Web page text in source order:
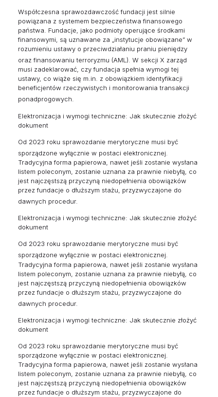
Współczesna sprawozdawczość fundacji jest silnie
powiązana z systemem bezpieczeństwa finansowego
państwa. Fundacje, jako podmioty operujące środkami
finansowymi, są uznawane za „instytucje obowiązane” w
rozumieniu ustawy o przeciwdziałaniu praniu pieniędzy
oraz finansowaniu terroryzmu (AML). W sekcji X zarząd
musi zadeklarować, czy fundacja spełnia wymogi tej
ustawy, co wiąże się m.in. z obowiązkiem identyfikacji
beneficjentów rzeczywistych i monitorowania transakcji
ponadprogowych.
Elektronizacja i wymogi techniczne: Jak skutecznie złożyć
dokument
Od 2023 roku sprawozdanie merytoryczne musi być
sporządzone wyłącznie w postaci elektronicznej.
Tradycyjna forma papierowa, nawet jeśli zostanie wysłana
listem poleconym, zostanie uznana za prawnie niebyłą, co
jest najczęstszą przyczyną niedopełnienia obowiązków
przez fundacje o dłuższym stażu, przyzwyczajone do
dawnych procedur.
Elektronizacja i wymogi techniczne: Jak skutecznie złożyć
dokument
Od 2023 roku sprawozdanie merytoryczne musi być
sporządzone wyłącznie w postaci elektronicznej.
Tradycyjna forma papierowa, nawet jeśli zostanie wysłana
listem poleconym, zostanie uznana za prawnie niebyłą, co
jest najczęstszą przyczyną niedopełnienia obowiązków
przez fundacje o dłuższym stażu, przyzwyczajone do
dawnych procedur.
Elektronizacja i wymogi techniczne: Jak skutecznie złożyć
dokument
Od 2023 roku sprawozdanie merytoryczne musi być
sporządzone wyłącznie w postaci elektronicznej.
Tradycyjna forma papierowa, nawet jeśli zostanie wysłana
listem poleconym, zostanie uznana za prawnie niebyłą, co
jest najczęstszą przyczyną niedopełnienia obowiązków
przez fundacje o dłuższym stażu, przyzwyczajone do